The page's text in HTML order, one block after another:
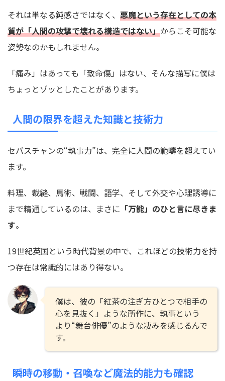
それは単なる鈍感さではなく、 悪魔という存在としての本
質が「人間の攻撃で壊れる構造ではない」からこそ可能な
姿勢なのかもしれません。
「痛み」はあっても「致命傷」はない、そんな描写に僕は
ちょっとゾッとしたことがあります。
人間の限界を超えた知識と技術力
セバスチャンの“執事力”は、完全に人間の範疇を超えてい
ます。
料理、裁縫、馬術、戦闘、語学、そして外交や心理誘導に
まで精通しているのは、まさに 「万能」のひと言に尽きま
す。
19世紀英国という時代背景の中で、これほどの技術力を持
つ存在は常識的にはあり得ない。
僕は、彼の「紅茶の注ぎ方ひとつで相手の
心を見抜く」ような所作に、執事という
より“舞台俳優”のような凄みを感じるんで
す。
瞬時の移動・召喚など魔法的能力も確認